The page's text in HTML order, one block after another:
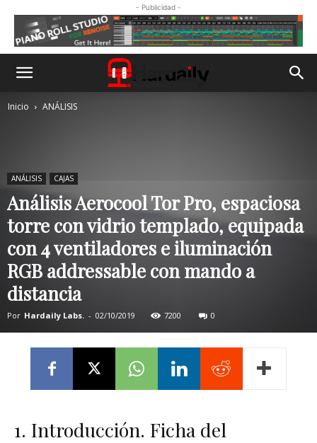
- Publicidad -
Inicio ANÁLISIS
ANÁLISIS CAJAS
Análisis Aerocool Tor Pro, espaciosa
torre con vidrio templado, equipada
con 4 ventiladores e iluminación
RGB addressable con mando a
distancia
Por Hardaily Labs. - 02/10/2019 7200 0
1. Introducción. Ficha del